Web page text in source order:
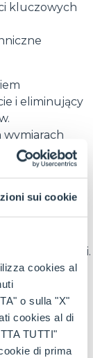
sui cookie
cookies al
o sulla "X"
cookies al di
TUTTI"
di prima
kluczowych
i eliminujący
wymiarach
dla
i trwałości
i
zewnętrznymi.
części
poprawiono
podczas
dla